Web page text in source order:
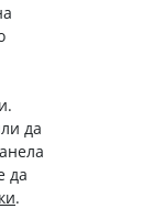
.
да
да
.